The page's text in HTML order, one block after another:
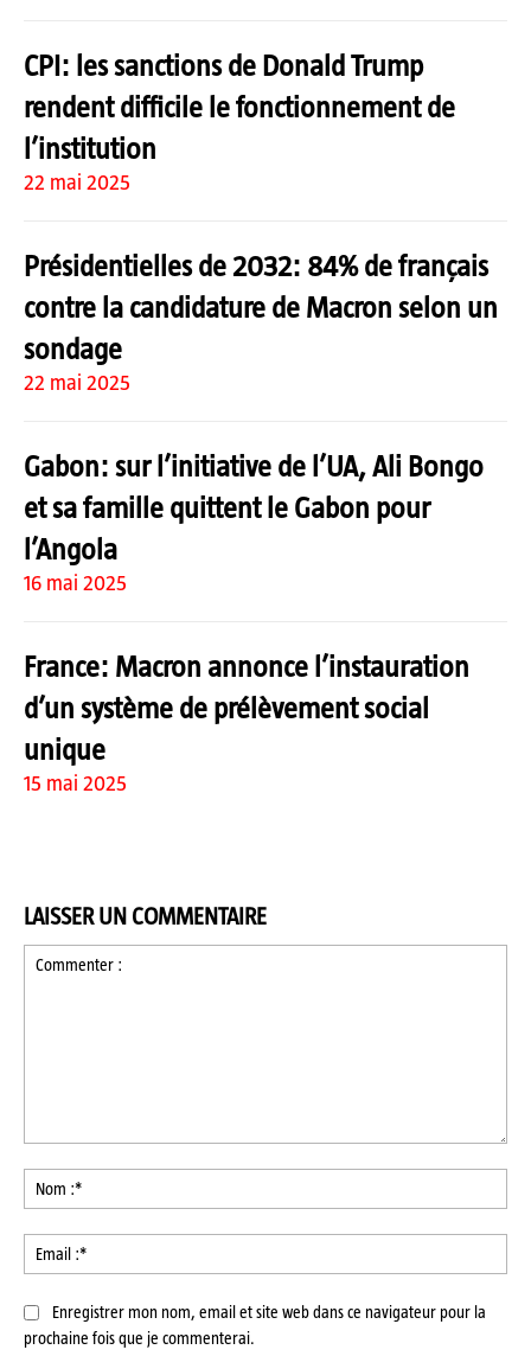
CPI: les sanctions de Donald Trump
rendent difficile le fonctionnement de
l’institution
22 mai 2025
Présidentielles de 2032: 84% de français
contre la candidature de Macron selon un
sondage
22 mai 2025
Gabon: sur l’initiative de l’UA, Ali Bongo
et sa famille quittent le Gabon pour
l’Angola
16 mai 2025
France: Macron annonce l’instauration
d’un système de prélèvement social
unique
15 mai 2025
LAISSER UN COMMENTAIRE
Enregistrer mon nom, email et site web dans ce navigateur pour la
prochaine fois que je commenterai.